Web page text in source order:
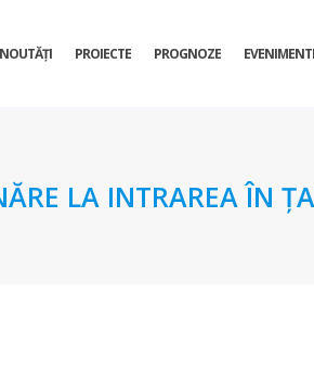
NOUTĂȚI PROIECTE PROGNOZE
LA INTRAREA ÎN